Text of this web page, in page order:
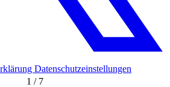
1 / 7
Datenschutzeinstellungen